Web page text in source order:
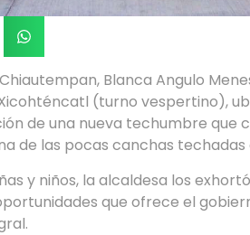
Blanca Angulo
(turno vespertino),
de una nueva techumbre que
de las pocas canchas techadas
y niños, la alcaldesa los
que ofrece el